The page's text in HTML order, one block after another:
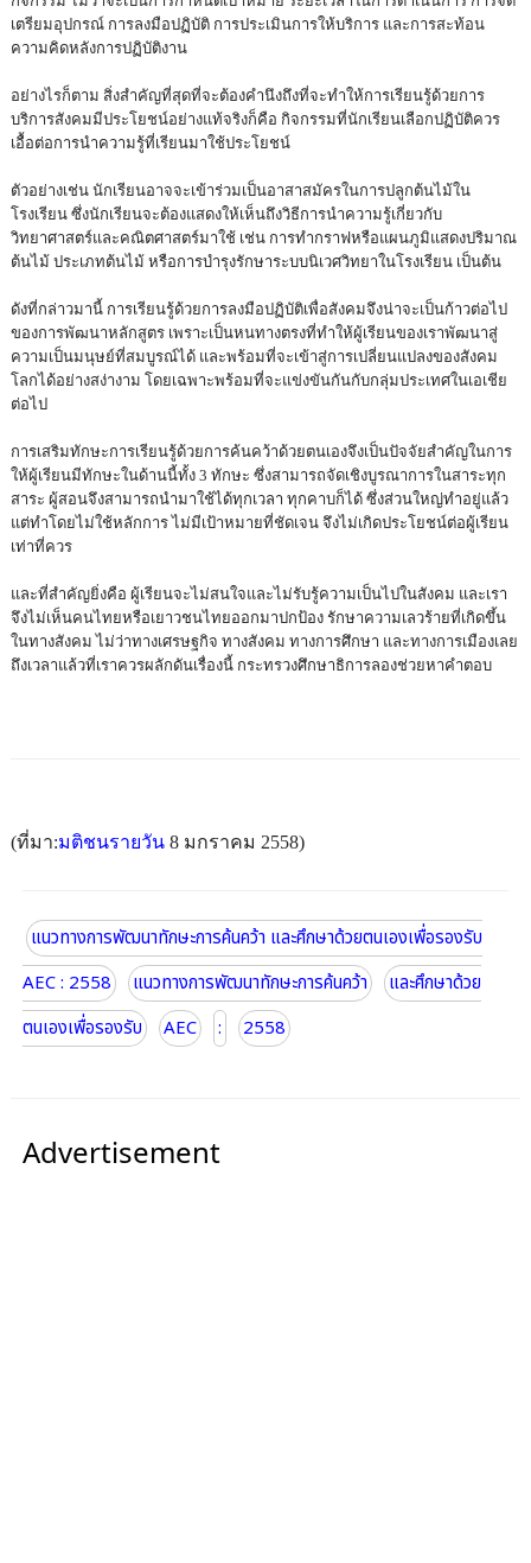
เตรียมอุปกรณ์ การลงมือปฏิบัติ การประเมินการให้บริการ และการสะท้อน
ความคิดหลังการปฏิบัติงาน
อย่างไรก็ตาม สิ่งสำคัญที่สุดที่จะต้องคำนึงถึงที่จะทำให้การเรียนรู้ด้วยการ
บริการสังคมมีประโยชน์อย่างแท้จริงก็คือ กิจกรรมที่นักเรียนเลือกปฏิบัติควร
เอื้อต่อการนำความรู้ที่เรียนมาใช้ประโยชน์
ตัวอย่างเช่น นักเรียนอาจจะเข้าร่วมเป็นอาสาสมัครในการปลูกต้นไม้ใน
โรงเรียน ซึ่งนักเรียนจะต้องแสดงให้เห็นถึงวิธีการนำความรู้เกี่ยวกับ
วิทยาศาสตร์และคณิตศาสตร์มาใช้ เช่น การทำกราฟหรือแผนภูมิแสดงปริมาณ
ต้นไม้ ประเภทต้นไม้ หรือการบำรุงรักษาระบบนิเวศวิทยาในโรงเรียน เป็นต้น
ดังที่กล่าวมานี้ การเรียนรู้ด้วยการลงมือปฏิบัติเพื่อสังคมจึงน่าจะเป็นก้าวต่อไป
ของการพัฒนาหลักสูตร เพราะเป็นหนทางตรงที่ทำให้ผู้เรียนของเราพัฒนาสู่
ความเป็นมนุษย์ที่สมบูรณ์ได้ และพร้อมที่จะเข้าสู่การเปลี่ยนแปลงของสังคม
โลกได้อย่างสง่างาม โดยเฉพาะพร้อมที่จะแข่งขันกันกับกลุ่มประเทศในเอเชีย
ต่อไป
การเสริมทักษะการเรียนรู้ด้วยการค้นคว้าด้วยตนเองจึงเป็นปัจจัยสำคัญในการ
ให้ผู้เรียนมีทักษะในด้านนี้ทั้ง 3 ทักษะ ซึ่งสามารถจัดเชิงบูรณาการในสาระทุก
สาระ ผู้สอนจึงสามารถนำมาใช้ได้ทุกเวลา ทุกคาบก็ได้ ซึ่งส่วนใหญ่ทำอยู่แล้ว
แต่ทำโดยไม่ใช้หลักการ ไม่มีเป้าหมายที่ชัดเจน จึงไม่เกิดประโยชน์ต่อผู้เรียน
เท่าที่ควร
และที่สำคัญยิ่งคือ ผู้เรียนจะไม่สนใจและไม่รับรู้ความเป็นไปในสังคม และเรา
จึงไม่เห็นคนไทยหรือเยาวชนไทยออกมาปกป้อง รักษาความเลวร้ายที่เกิดขึ้น
ในทางสังคม ไม่ว่าทางเศรษฐกิจ ทางสังคม ทางการศึกษา และทางการเมืองเลย
ถึงเวลาแล้วที่เราควรผลักดันเรื่องนี้ กระทรวงศึกษาธิการลองช่วยหาคำตอบ
(ที่มา:มติชนรายวัน8 มกราคม 2558)
แนวทางการพัฒนาทักษะการค้นคว้า และศึกษาด้วยตนเองเพื่อรองรับ
AEC : 2558
แนวทางการพัฒนาทักษะการค้นคว้า
และศึกษาด้วย
ตนเองเพื่อรองรับ
AEC : 2558
Advertisement